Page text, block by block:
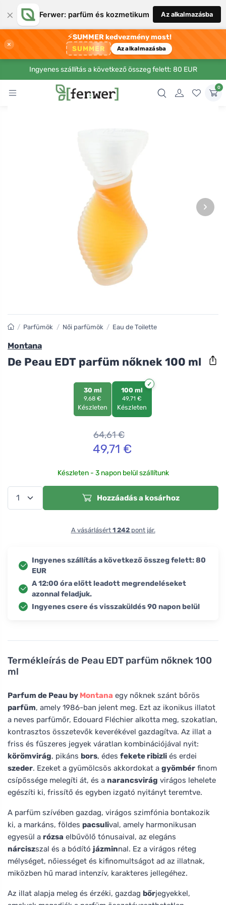
× Ferwer: parfüm és kozmetikum Az alkalmazásba
×
⚡SUMMER kedvezmény most!
SUMMER Az alkalmazásba
Ingyenes szállítás a következő összeg felett: 80 EUR
0
›
Termékleírás de Peau EDT parfüm nőknek 100
ml
Parfum de Peau by Montana egy nőknek szánt bőrös
parfüm, amely 1986-ban jelent meg. Ezt az ikonikus illatot
a neves parfümőr, Edouard Fléchier alkotta meg, szokatlan,
kontrasztos összetevők keverékével gazdagítva. Az illat a
friss és fűszeres jegyek váratlan kombinációjával nyit:
körömvirág, pikáns bors, édes fekete ribizli és erdei
szeder. Ezeket a gyümölcsös akkordokat a gyömbér finom
csípőssége melegíti át, és a narancsvirág virágos lehelete
egészíti ki, frissítő és egyben izgató nyitányt teremtve.
A parfüm szívében gazdag, virágos szimfónia bontakozik
ki, a markáns, földes pacsulival, amely harmonikusan
egyesül a rózsa elbűvölő tónusaival, az elegáns
nárciszszal és a bódító jázminnal. Ez a virágos réteg
mélységet, nőiességet és kifinomultságot ad az illatnak,
miközben hű marad intenzív, karakteres jellegéhez.
Az illat alapja meleg és érzéki, gazdag bőrjegyekkel,
/ Parfümök / Női parfümök / Eau de Toilette
Montana
De Peau EDT parfüm nőknek 100 ml
30 ml
9,68 €
Készleten
100 ml
49,71 €
Készleten
64,61€
49,71 €
Készleten - 3 napon belül szállítunk
Hozzáadás a kosárhoz
A vásárlásért 1 242pont jár.
Ingyenes szállítás a következő összeg felett: 80
EUR
A 12:00 óra előtt leadott megrendeléseket
azonnal feladjuk.
Ingyenes csere és visszaküldés 90 napon belül